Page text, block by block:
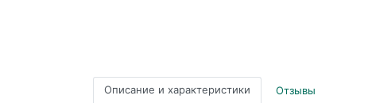
Описание и характеристики Отзывы